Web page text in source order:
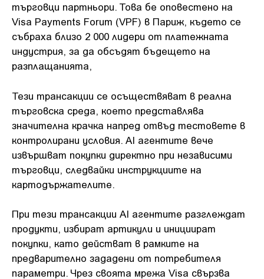
търговци партньори. Това бе оповестено на
Visa Payments Forum (VPF) в Париж, където се
събраха близо 2 000 лидери от платежната
индустрия, за да обсъдят бъдещето на
разплащанията,
Тези трансакции се осъществяват в реална
търговска среда, което представлява
значителна крачка напред отвъд тестовете в
контролирани условия. AI агентите вече
извършват покупки директно при независими
търговци, следвайки инструкциите на
картодържателите.
При тези трансакции AI агентите разглеждат
продукти, избират артикули и инициират
покупки, като действат в рамките на
предварително зададени от потребителя
параметри. Чрез своята мрежа Visa свързва